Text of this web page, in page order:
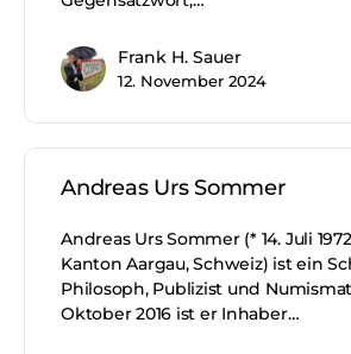
Frank H. Sauer
12. November 2024
Andreas Urs Sommer
Andreas Urs Sommer (* 14. Juli
Kanton Aargau, Schweiz) ist ein
Philosoph, Publizist und
Oktober 2016 ist er Inhaber…